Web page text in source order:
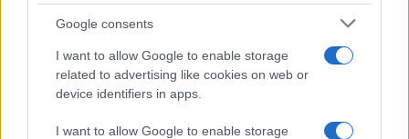
Google consents
I want to allow Google to enable storage
related to advertising like cookies on web or
device identifiers in apps.
I want to allow Google to enable storage
Κάνε κλικ και δες περισσότερο emakedonia.grστην
αναζήτηση τηςGoogle
Πρόσθεσέ το στην